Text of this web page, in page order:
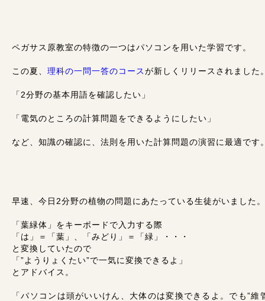
ペガサス原教室の特徴の一つはパソコンを用いた学習です。
この夏、 理科の一問一答のコースが新しくリリースされました
「2分野の基本用語を確認したい」
「電気のところの計算問題をできるようにしたい」
など、知識の確認に、法則を用いた計算問題の演習に最適です
早速、今日2分野の植物の問題にあたっている生徒がいました。
「葉緑体」をキーボードで入力する際
「は」＝「葉」、「みどり」＝「緑」・・・
と変換していたので
「”ようりょくたい”で一気に変換できるよ」
とアドバイス。
「パソコンは頭がいいけん、大体のは変換できるよ。でも”